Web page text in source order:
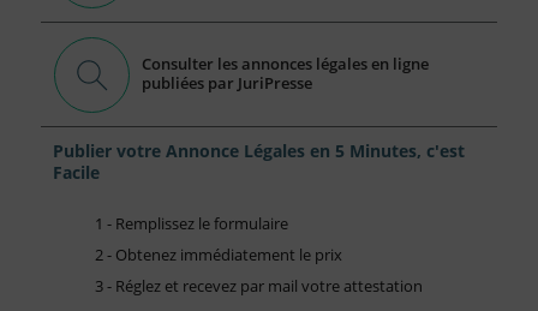
Consulter les annonces légales en ligne
publiées par JuriPresse
Publier votre Annonce Légales en 5 Minutes, c'est
Facile
1 - Remplissez le formulaire
2 - Obtenez immédiatement le prix
3 - Réglez et recevez par mail votre attestation